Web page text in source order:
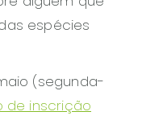
espécies
(segunda-
de inscrição